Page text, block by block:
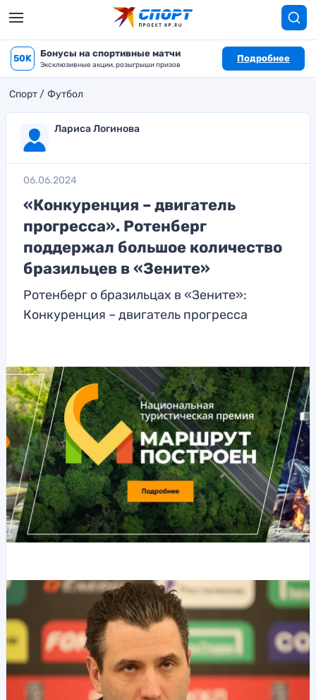
50K Бонусы на спортивные матчи
Эксклюзивные акции, розыгрыши призов
Подробнее
Спорт Футбол
Лариса Логинова
06.06.2024
«Конкуренция – двигатель
прогресса». Ротенберг
поддержал большое количество
бразильцев в «Зените»
Ротенберг о бразильцах в «Зените»:
Конкуренция – двигатель прогресса